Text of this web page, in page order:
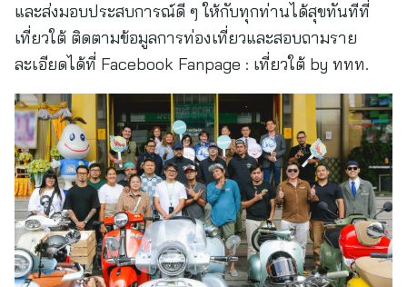
และส่งมอบประสบการณ์ดี ๆ ให้กับทุกท่านได้สุขทันทีที่
เที่ยวใต้ ติดตามข้อมูลการท่องเที่ยวและสอบถามราย
ละเอียดได้ที่ Facebook Fanpage : เที่ยวใต้ by ททท.